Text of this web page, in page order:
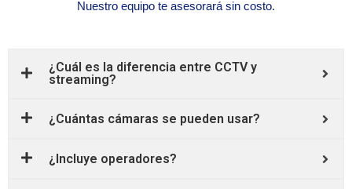
Nuestro equipo te asesorará sin costo.
¿Cuál es la diferencia entre CCTV y
streaming?
¿Cuántas cámaras se pueden usar?
¿Incluye operadores?